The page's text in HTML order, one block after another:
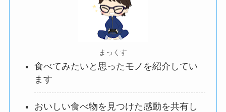
まっくす
食べてみたいと思ったモノを紹介してい
ます
おいしい食べ物を見つけた感動を共有し